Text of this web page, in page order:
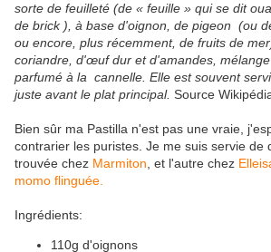
sorte de feuilleté (de « feuille » qui se dit
de brick ), à base d'oignon, de pigeon (ou
ou encore, plus récemment, de fruits de
coriandre, d'œuf dur et d'amandes, mélange
parfumé à la cannelle. Elle est souvent
juste avant le plat principal. Source
Bien sûr ma Pastilla n'est pas une vraie,
contrarier les puristes. Je me suis servie de
trouvée chez Marmiton , et l'autre chez
momo flinguée.
Ingrédients:
110g d'oignons